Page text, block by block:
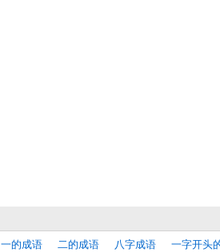
一的成语 二的成语 八字成语
一字开头